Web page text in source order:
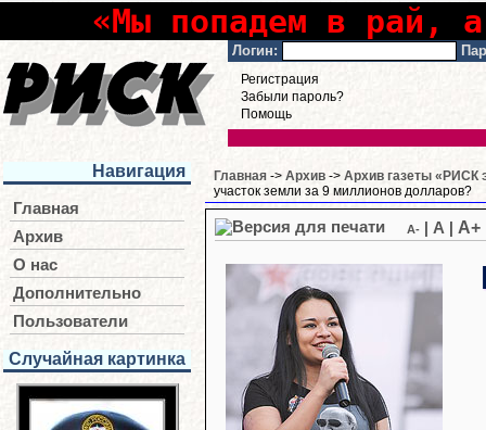
«Мы попадем в рай,
Логин:
Регистрация
Забыли пароль?
Помощь
Навигация
Главная
Архив
О нас
Дополнительно
Пользователи
Случайная картинка
Главная -> Архив -> Архив газеты «РИСК
участок земли за 9 миллионов долларов?
A- A A+